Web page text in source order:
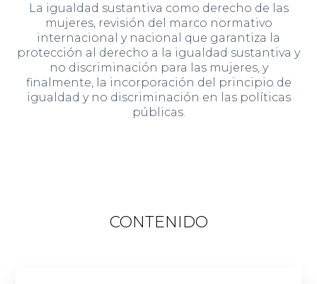
La igualdad sustantiva como derecho de las
mujeres, revisión del marco normativo
internacional y nacional que garantiza la
protección al derecho a la igualdad sustantiva y
no discriminación para las mujeres, y
finalmente, la incorporación del principio de
igualdad y no discriminación en las políticas
públicas.
CONTENIDO